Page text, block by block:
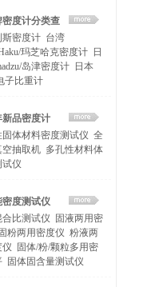
密度计分类查
斯密度计 台湾
玛芝哈克密度计 日
岛津密度计 日本
子比重计
新品密度计
固体材料密度测试仪 全
空抽取机 多孔性材料体
试仪
密度测试仪
合比测试仪
固液两用密
固粉两用密度仪 粉液两
仪
固体/粉/颗粒多用密
固体固含量测试仪